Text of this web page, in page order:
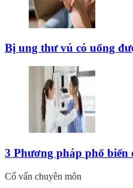
Bị ung thư vú có uống
3 Phương pháp phổ
Cố vấn chuyên môn